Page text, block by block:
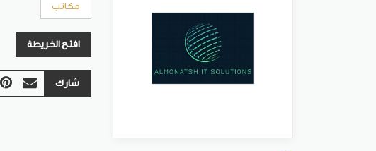
مكاتب
افتح الخريطة
شارك